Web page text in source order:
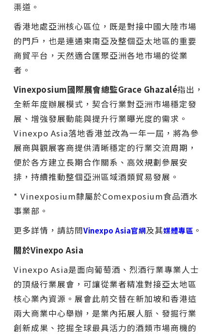
渠道。
香港地處亞洲核心區位，既是對接中國大陸市場
的門戶，也是連通東南亞及整個亞太地區的重要
商貿平台，天然適合匯聚亞洲各地市場的從業
者。
Vinexposium國際展會總監Grace Ghazalé指出，
全新年度辦展模式，契合行業對亞洲市場穩定發
展、增強發展動能與提升行業曝光度的需求。
Vinexpo Asia落地香港並改為一年一屆，將為參
展商與觀展客商提供清晰穩定的行業交流周期，
便於各方建立長期合作關系、高效規劃參展安
排，持續推動整個亞洲區域酒類貿易發展。
* Vinexposium隸屬於Comexposium食品酒水
事業部。
更多詳情，請訪問Vinexpo Asia官網及其媒體專區 。
關於Vinexpo Asia
Vinexpo Asia是面向葡萄酒、烈酒行業專業人士
的頂級行業展會，可讓從業者精准對接亞太地區
核心業內資源。展會此前交替在新加坡和香港這
兩大商業中心舉辦，是業內拓展人脈、發掘行業
創新成果、挖掘全球最具活力的酒類市場商機的